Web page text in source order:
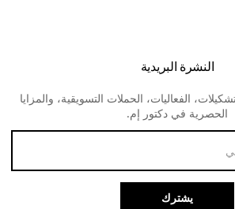
النشرة البريدية
الفعاليات، الحملات التسويقية، والمزايا
الحصرية في دكتور إم.
يشترك